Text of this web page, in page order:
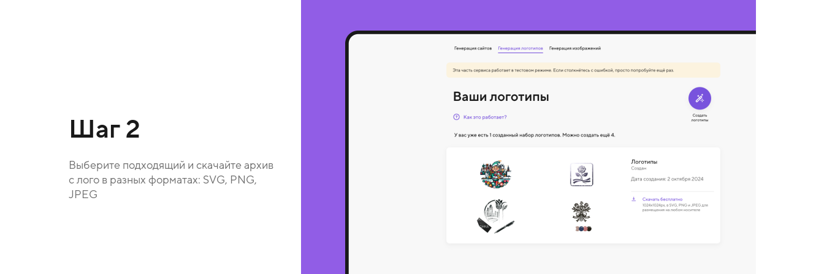
Шаг 2
Выберите подходящий и скачайте архив
с лого в разных форматах: SVG, PNG,
JPEG